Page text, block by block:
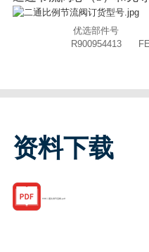
优选部件号
R900954413
资料下载
FEE二通比例节流阀.pdf